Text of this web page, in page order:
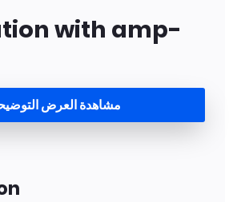
with amp-
مشاهدة العرض